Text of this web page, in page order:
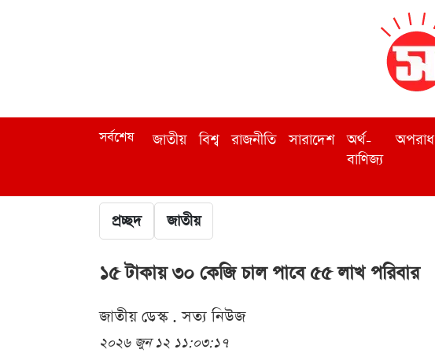
সর্বশেষ জাতীয় বিশ্ব রাজনীতি সারাদেশ
অর্থ-
বাণিজ্য
অপরাধ
প্রচ্ছদ জাতীয়
১৫ টাকায় ৩০ কেজি চাল পাবে ৫৫ লাখ পরিবার
জাতীয় ডেস্ক . সত্য নিউজ
২০২৬ জুন ১২ ১১:০৩:১৭